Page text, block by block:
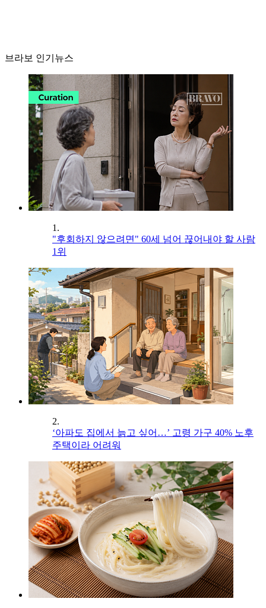
브라보 인기뉴스
1.
"후회하지 않으려면" 60세 넘어 끊어내야 할 사람
1위
2.
‘아파도 집에서 늙고 싶어…’ 고령 가구 40% 노후
주택이라 어려워